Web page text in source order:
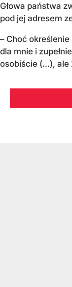
Głowa państwa
pod jej adresem
– Choć
dla mnie i
osobiście (…), ale